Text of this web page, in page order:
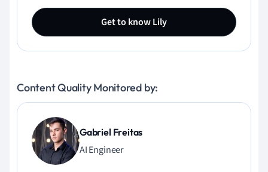
Get to know Lily
Content Quality Monitored by:
Gabriel Freitas
AI Engineer